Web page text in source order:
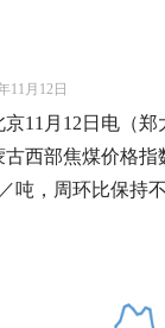
11月12日
11月12日电（郑
西部焦煤价格指
吨，周环比保持不